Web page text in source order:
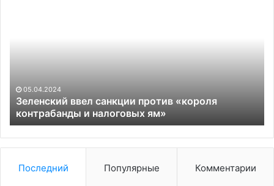
налоговых
ям»
05.04.2024
Зеленский ввел санкции против «короля
контрабанды и налоговых ям»
Последний Популярные Комментарии